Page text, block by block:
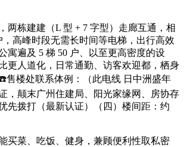
栋建建（L 型 + 7 字型）走廊互通，相
，高峰时段无需长时间等电梯，出行高效
寓遍及 5 梯 50 户、以至更高密度的设
更人道化，日常通勤、访客欢迎都，栖身
售楼处联系体例：（此电线 日中洲盛年
，颠末广州住建局、阳光家缘网、房协存
先拨打（最新认证）（四）楼间距：约
菜、吃饭、健身，兼顾便利性取私密